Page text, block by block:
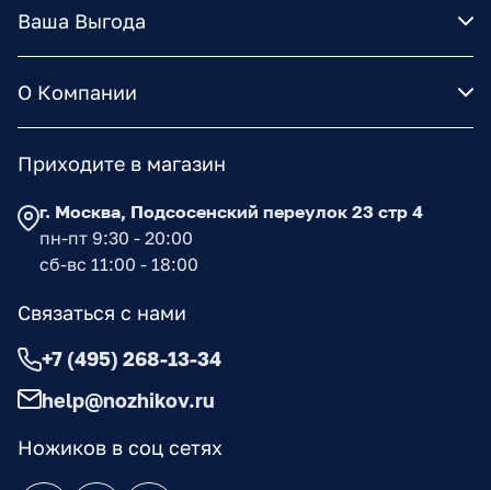
Ваша Выгода
О Компании
Ножиков в соц сетях
Приходите в магазин
г. Москва, Подсосенский переулок 23 стр 4
пн-пт 9:30 - 20:00
сб-вс 11:00 - 18:00
Связаться с нами
+7 (495) 268-13-34
help@nozhikov.ru